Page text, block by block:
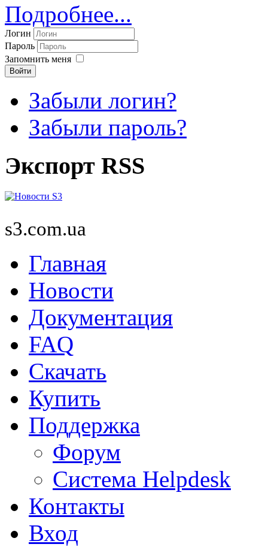
Подробнее...
Логин
Пароль
Запомнить меня
Войти
Забыли логин?
Забыли пароль?
Экспорт RSS
s3.com.ua
Главная
Новости
Документация
FAQ
Скачать
Купить
Поддержка
Форум
Система Helpdesk
Контакты
Вход